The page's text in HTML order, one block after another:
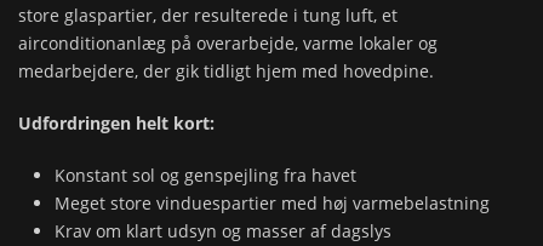
store glaspartier, der resulterede i tung luft, et
airconditionanlæg på overarbejde, varme lokaler og
medarbejdere, der gik tidligt hjem med hovedpine.
Udfordringen helt kort:
Konstant sol og genspejling fra havet
Meget store vinduespartier med høj varmebelastning
Krav om klart udsyn og masser af dagslys